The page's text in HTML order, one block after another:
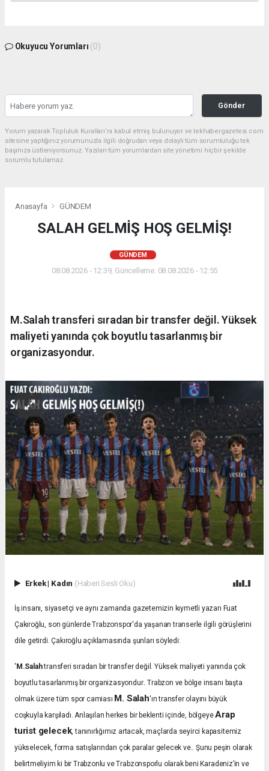
Okuyucu Yorumları (0)
Gönder
Yorum yazarak Topluluk Kuralları’nı kabul etmiş bulunuyor ve tekhabergazetesi.com
sitesine yaptığınız yorumunuzla ilgili doğrudan veya dolaylı tüm sorumluluğu tek
başınıza üstleniyorsunuz. Yazılan tüm yorumlardan site yönetimi hiçbir şekilde
sorumlu tutulamaz.
Anasayfa GÜNDEM
SALAH GELMİŞ HOŞ GELMİŞ!
GÜNDEM
08.08.2026 - 12:39, Güncelleme: 08.08.2026 - 12:55
M.Salah transferi sıradan bir transfer değil. Yüksek
maliyeti yanında çok boyutlu tasarlanmış bir
organizasyondur.
Erkek| Kadın (Haberi Sesli Oku)
İş insanı, siyasetçi ve aynı zamanda gazetemizin kıymetli yazarı Fuat
Çakıroğlu, son günlerde Trabzonspor'da yaşanan transerle ilgili görüşlerini
dile getirdi. Çakıroğlu açıklamasında şunları söyledi:
' M.Salahtransferi sıradan bir transfer değil. Yüksek maliyeti yanında çok
boyutlu tasarlanmış bir organizasyondur.Trabzon ve bölge insanı başta
olmak üzere tüm spor camiası M. Salah'ın transfer olayını büyük
coşkuyla karşıladı.Anlaşılan herkes bir beklenti içinde, bölgeyeArap
turist gelecek, tanınırlığımız artacak, maçlarda seyirci kapasitemiz
yükselecek, forma satışlarından çok paralar gelecek ve.. Şunu peşin olarak
belirtmeliyim ki bir Trabzonlu ve Trabzonsporlu olarak beni Karadeniz’in ve